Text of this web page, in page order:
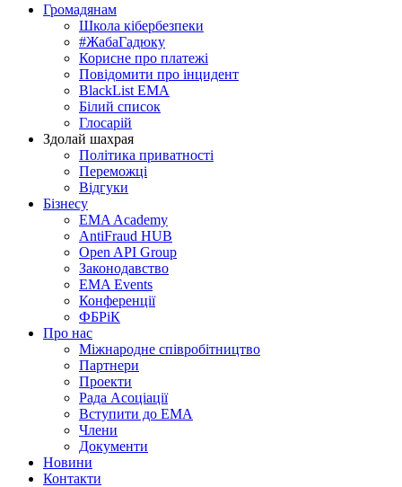
Громадянам
Школа кібербезпеки
#ЖабаГадюку
Корисне про платежі
Повідомити про інцидент
BlackList EMA
Білий список
Глосарій
Здолай шахрая
Політика приватності
Переможцi
Відгуки
Бізнесу
EMA Academy
AntiFraud HUB
Open API Group
Законодавство
EMA Events
Конференції
ФБРіК
Про нас
Міжнародне співробітництво
Партнери
Проекти
Рада Асоціації
Вступити до ЕМА
Члени
Документи
Новини
Контакти